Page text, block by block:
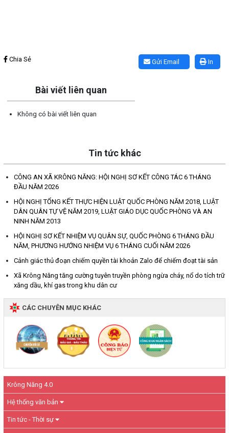
Krông Năng 4.0
Hệ thống văn bản
Tin tức - Thời sự
In
Gửi Email
Chia Sẻ
Bài viết liên quan
Không có bài viết liên quan
Tin tức khác
CÔNG AN XÃ KRÔNG NĂNG: HỘI NGHỊ SƠ KẾT CÔNG TÁC 6 THÁNG
ĐẦU NĂM 2026
HỘI NGHỊ TỔNG KẾT THỰC HIỆN LUẬT QUỐC PHÒNG NĂM 2018, LUẬT
DÂN QUÂN TỰ VỆ NĂM 2019, LUẬT GIÁO DỤC QUỐC PHÒNG VÀ AN
NINH NĂM 2013
HỘI NGHỊ SƠ KẾT NHIỆM VỤ QUÂN SỰ, QUỐC PHÒNG 6 THÁNG ĐẦU
NĂM, PHƯƠNG HƯỚNG NHIỆM VỤ 6 THÁNG CUỐI NĂM 2026
Cảnh giác thủ đoạn chiếm quyền tài khoản Zalo để chiếm đoạt tài sản
Xã Krông Năng tăng cường tuyên truyền phòng ngừa cháy, nổ do tích trữ
xăng dầu, khí gas trong khu dân cư
CÁC CHUYÊN MỤC KHÁC